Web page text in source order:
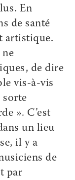
En
de santé
artistique.
ne
de dire
vis-à-vis
sorte
». C’est
un lieu
il y a
de
par